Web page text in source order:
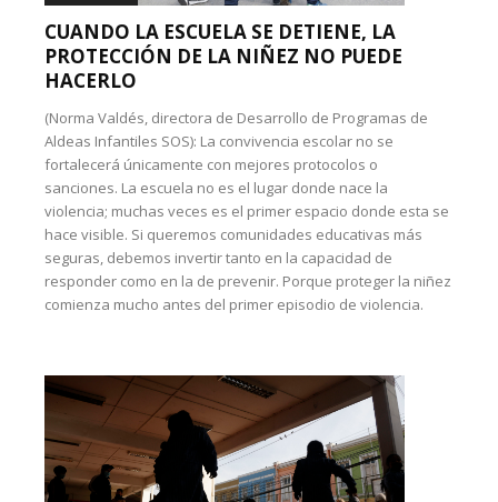
CUANDO LA ESCUELA SE DETIENE, LA
PROTECCIÓN DE LA NIÑEZ NO PUEDE
HACERLO
(Norma Valdés, directora de Desarrollo de Programas de
Aldeas Infantiles SOS): La convivencia escolar no se
fortalecerá únicamente con mejores protocolos o
sanciones. La escuela no es el lugar donde nace la
violencia; muchas veces es el primer espacio donde esta se
hace visible. Si queremos comunidades educativas más
seguras, debemos invertir tanto en la capacidad de
responder como en la de prevenir. Porque proteger la niñez
comienza mucho antes del primer episodio de violencia.